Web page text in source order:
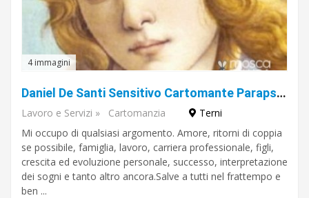
4 immagini
Daniel De Santi Sensitivo Cartomante Parapsicologo con recensioni autentiche e verificate
Lavoro e Servizi » Cartomanzia
Terni
Mi occupo di qualsiasi argomento. Amore, ritorni di coppia
se possibile, famiglia, lavoro, carriera professionale, figli,
crescita ed evoluzione personale, successo, interpretazione
dei sogni e tanto altro ancora.Salve a tutti nel frattempo e
ben ...